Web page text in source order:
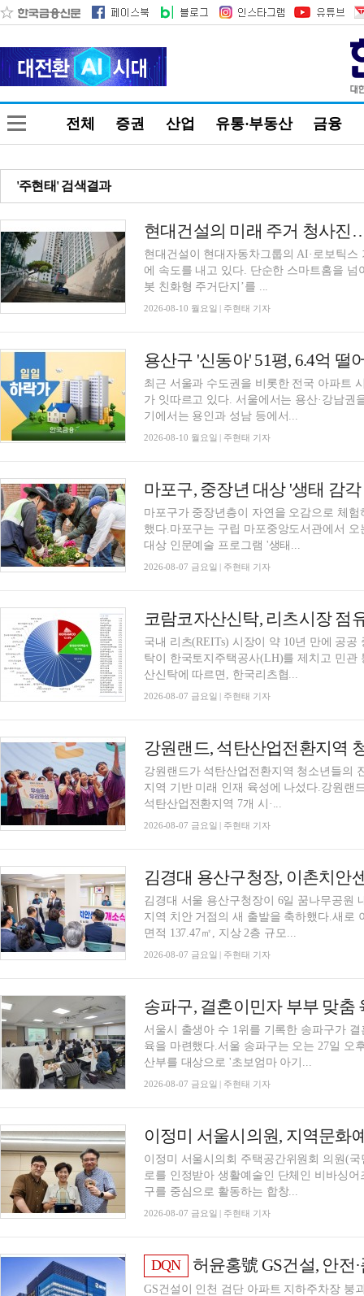
전체 증권 산업 유통·부동산 금융
'주현태' 검색결과
현대건설이 현대자동차그룹의 AI·로보틱
에 속도를 내고 있다. 단순한 스마트홈을 넘
봇 친화형 주거단지’를 ...
2026-08-10 월요일 | 주현태 기자
용산구 '신동아' 51평, 6.4억 떨
최근 서울과 수도권을 비롯한 전국 아파트
가 잇따르고 있다. 서울에서는 용산·강남권
기에서는 용인과 성남 등에서...
2026-08-10 월요일 | 주현태 기자
마포구, 중장년 대상 '생태 감
마포구가 중장년층이 자연을 오감으로 체
했다.마포구는 구립 마포중앙도서관에서
대상 인문예술 프로그램 '생태...
2026-08-07 금요일 | 주현태 기자
국내 리츠(REITs) 시장이 약 10년 만에 공
탁이 한국토지주택공사(LH)를 제치고 민관
산신탁에 따르면, 한국리츠협...
2026-08-07 금요일 | 주현태 기자
강원랜드, 석탄산업전환지역
강원랜드가 석탄산업전환지역 청소년들의
지역 기반 미래 인재 육성에 나섰다.강원랜
석탄산업전환지역 7개 시·...
2026-08-07 금요일 | 주현태 기자
김경대 용산구청장, 이촌치안
김경대 서울 용산구청장이 6일 꿈나무공원
지역 치안 거점의 새 출발을 축하했다.새로
면적 137.47㎡, 지상 2층 규모...
2026-08-07 금요일 | 주현태 기자
서울시 출생아 수 1위를 기록한 송파구가
육을 마련했다.서울 송파구는 오는 27일 오
산부를 대상으로 '초보엄마 아기...
2026-08-07 금요일 | 주현태 기자
이정미 서울시의원, 지역문화
이정미 서울시의회 주택공간위원회 의원(
로를 인정받아 생활예술인 단체인 비바싱
구를 중심으로 활동하는 합창...
2026-08-07 금요일 | 주현태 기자
DQN 허윤홍號 GS건설, 안전
GS건설이 인천 검단 아파트 지하주차장 붕